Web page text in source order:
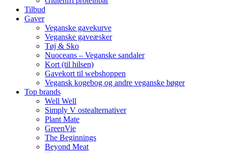
Tilbud
Gaver
Veganske gavekurve
Veganske gaveæsker
Tøj & Sko
Nuoceans – Veganske sandaler
Kort (til hilsen)
Gavekort til webshoppen
Vegansk kogebog og andre veganske bøger
Top brands
Well Well
Simply V ostealternativer
Plant Mate
GreenVie
The Beginnings
Beyond Meat